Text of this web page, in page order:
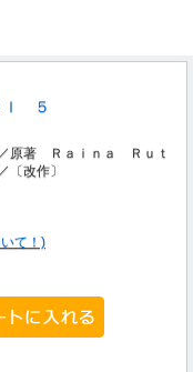
ｌ ５
原著 Ｒａｉｎａ Ｒｕｔ
改作〕
て！)